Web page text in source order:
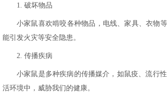
1. 破坏物品
小家鼠喜欢啃咬各种物品，电线、家具、衣物
能引发火灾等安全隐患。
2. 传播疾病
小家鼠是多种疾病的传播媒介，如鼠疫、流行
活环境中，威胁我们的健康。